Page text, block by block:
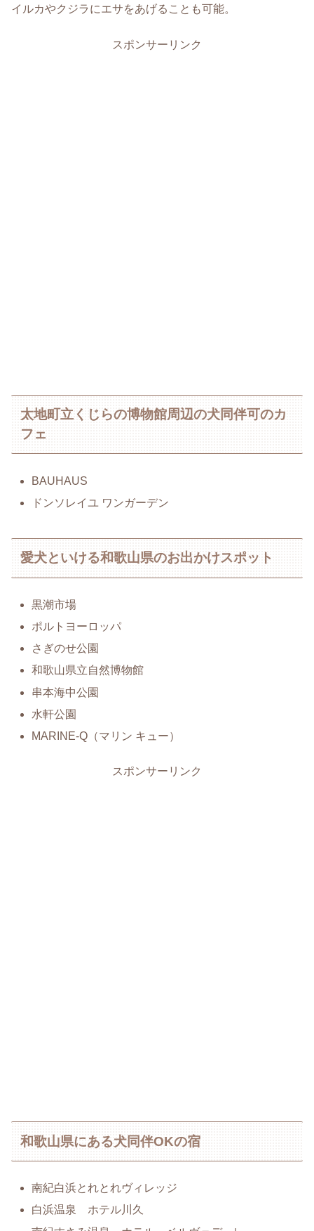
イルカやクジラにエサをあげることも可能。
スポンサーリンク
太地町立くじらの博物館周辺の犬同伴可のカ
フェ
BAUHAUS
ドンソレイユ ワンガーデン
愛犬といける和歌山県のお出かけスポット
黒潮市場
ポルトヨーロッパ
さぎのせ公園
和歌山県立自然博物館
串本海中公園
水軒公園
MARINE-Q（マリン キュー）
スポンサーリンク
和歌山県にある犬同伴OKの宿
南紀白浜とれとれヴィレッジ
白浜温泉 ホテル川久